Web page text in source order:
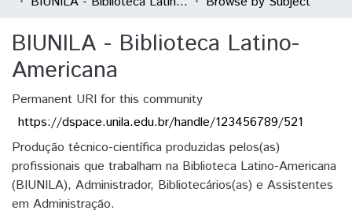
All of DSpace
BIUNILA - Biblioteca Latino-
Americana
Permanent URI for this community
https://dspace.unila.edu.br/handle/123456789/521
Produção técnico-científica produzidas pelos(as)
profissionais que trabalham na Biblioteca Latino-Americana
(BIUNILA), Administrador, Bibliotecários(as) e Assistentes
em Administração.